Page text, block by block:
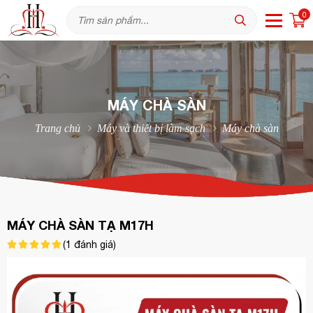
0
MÁY CHÀ SÀN
Trang chủ Máy và thiết bị làm sạch Máy chà sàn
MÁY CHÀ SÀN TẠ M17H
(1 đánh giá)